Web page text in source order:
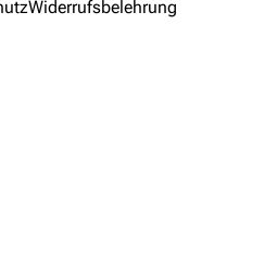
Widerrufsbelehrung